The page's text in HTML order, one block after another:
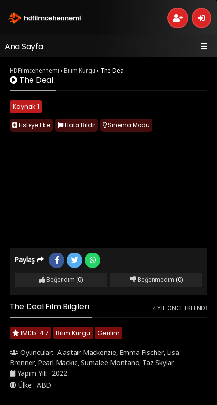
Ana Sayfa
HDFilmcehennemi › Bilim Kurgu › The Deal
The Deal
Kaynak 1
Listeye Ekle Hata Bildir Sinema Modu
Paylaş
Beğendim (0) Beğenmedim (0)
The Deal Film Bilgileri 4 YIL ÖNCE EKLENDI
IMDb: 4.7 Bilim Kurgu Gerilim
Oyuncular: Alastair Mackenzie, Emma Fischer, Lisa
Brenner, Pearl Mackie,Sumalee Montano, Taz Skylar
Yapım Yılı: 2022
Ülke: ABD